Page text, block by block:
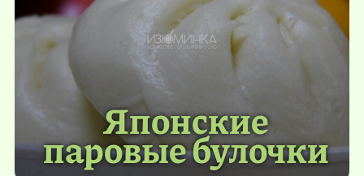
Японские
паровые булочки